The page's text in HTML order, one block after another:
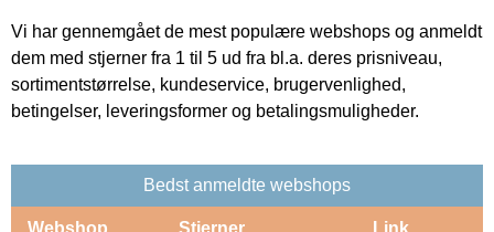
Vi har gennemgået de mest populære webshops og anmeldt
dem med stjerner fra 1 til 5 ud fra bl.a. deres prisniveau,
sortimentstørrelse, kundeservice, brugervenlighed,
betingelser, leveringsformer og betalingsmuligheder.
Bedst anmeldte webshops
Webshop Stjerner Link